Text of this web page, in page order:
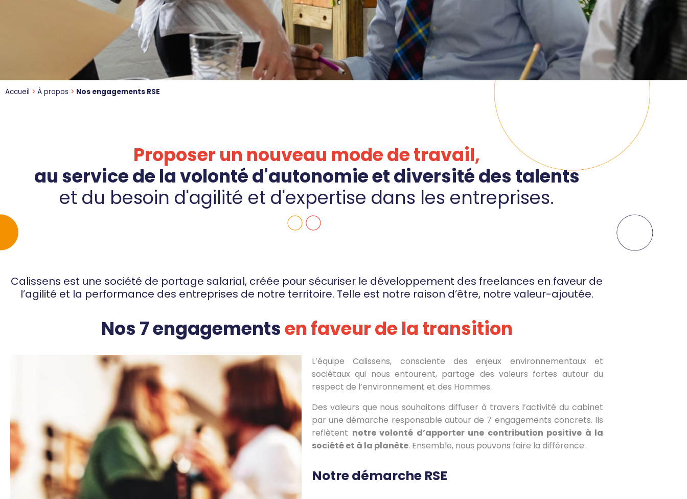
administratives
Booster mon
activité
Être
accompagné à
la carte
Rejoindre un
dynamique
transition
Auditer mon
organisation et
bénéficier de
conseils
Former ou
coacher mes
Renforcer mes
Accueil > À propos > Nos engagements RSE
Proposer un nouveau mode de travail,
au service de la volonté d'autonomie et diversité des talents
et du besoin d'agilité et d'expertise dans les entreprises.
Calissens est une société de portage salarial, créée pour sécuriser le développement des freelances en faveur de
l’agilité et la performance des entreprises de notre territoire. Telle est notre raison d’être, notre valeur-ajoutée.
Nos 7 engagementsen faveur de la transition
L’équipe Calissens, consciente des enjeux environnementaux et
sociétaux qui nous entourent, partage des valeurs fortes autour du
respect de l’environnement et des Hommes.
Des valeurs que nous souhaitons diffuser à travers l’activité du cabinet
par une démarche responsable autour de 7 engagements concrets. Ils
reflètent notre volonté d’apporter une contribution positive à la
société et à la planète. Ensemble, nous pouvons faire la différence.
Notre démarche RSE